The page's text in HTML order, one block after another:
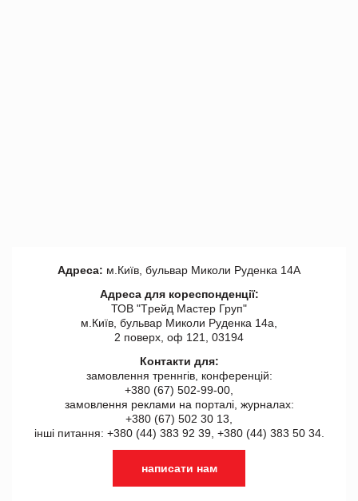
Адреса: м.Київ, бульвар Миколи Руденка 14А
Адреса для кореспонденції:
ТОВ "Tрейд Мастер Груп"
м.Київ, бульвар Миколи Руденка 14а,
2 поверх, оф 121, 03194
Контакти для:
замовлення треннгів, конференцій:
+380 (67) 502-99-00,
замовлення реклами на порталі, журналах:
+380 (67) 502 30 13,
інші питання: +380 (44) 383 92 39, +380 (44) 383 50 34.
написати нам